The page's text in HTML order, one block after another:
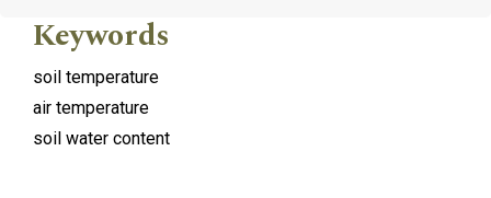
Keywords
soil temperature
air temperature
soil water content